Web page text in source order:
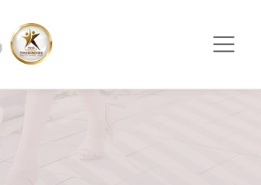
모션 영상 full버전 보러가기